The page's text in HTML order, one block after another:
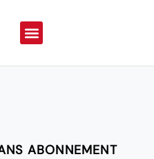
ABONNEMENT